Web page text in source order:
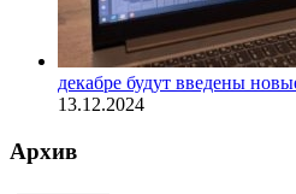
декабре будут введены
13.12.2024
Архив